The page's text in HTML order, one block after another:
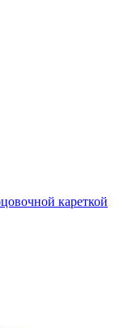
кареткой